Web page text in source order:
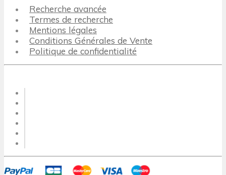
Recherche avancée
Termes de recherche
Mentions légales
Conditions Générales de Vente
Politique de confidentialité